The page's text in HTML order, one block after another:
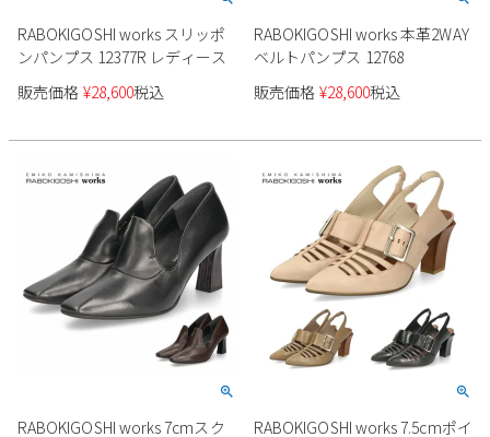
RABOKIGOSHI works スリッポ
ンパンプス 12377R レディース
販売価格 ¥28,600税込
RABOKIGOSHI works 本革2WAY
ベルトパンプス 12768
販売価格 ¥28,600税込
RABOKIGOSHI works 7cmスク
RABOKIGOSHI works 7.5cmポイ